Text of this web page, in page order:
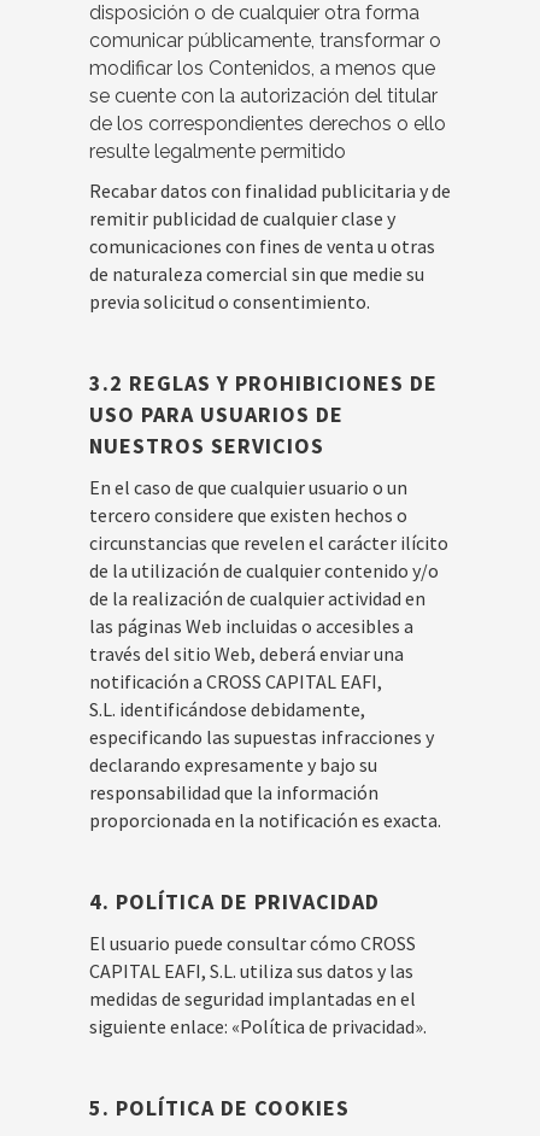
disposición o de cualquier otra forma
comunicar públicamente, transformar o
modificar los Contenidos, a menos que
se cuente con la autorización del titular
de los correspondientes derechos o ello
resulte legalmente permitido
Recabar datos con finalidad publicitaria y de
remitir publicidad de cualquier clase y
comunicaciones con fines de venta u otras
de naturaleza comercial sin que medie su
previa solicitud o consentimiento.
3.2 REGLAS Y PROHIBICIONES DE
USO PARA USUARIOS DE
NUESTROS SERVICIOS
En el caso de que cualquier usuario o un
tercero considere que existen hechos o
circunstancias que revelen el carácter ilícito
de la utilización de cualquier contenido y/o
de la realización de cualquier actividad en
las páginas Web incluidas o accesibles a
través del sitio Web, deberá enviar una
notificación a CROSS CAPITAL EAFI,
S.L. identificándose debidamente,
especificando las supuestas infracciones y
declarando expresamente y bajo su
responsabilidad que la información
proporcionada en la notificación es exacta.
4. POLÍTICA DE PRIVACIDAD
El usuario puede consultar cómo CROSS
CAPITAL EAFI, S.L. utiliza sus datos y las
medidas de seguridad implantadas en el
siguiente enlace: «Política de privacidad».
5. POLÍTICA DE COOKIES